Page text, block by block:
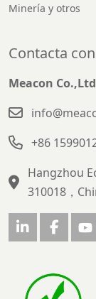
Minería y otros
Contacta
Meacon Co.,Ltd
+86
Hangzhou
310018，